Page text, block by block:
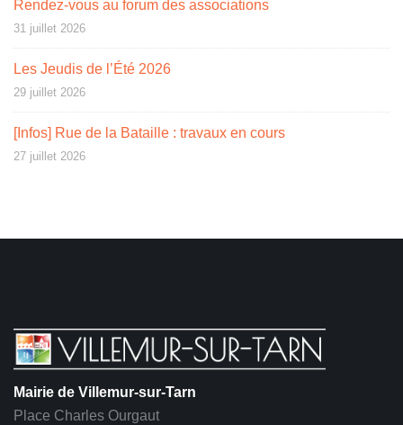
Rendez-vous au forum des associations
31 juillet 2026
Les Jeudis de l’Été 2026
29 juillet 2026
[Infos] Rue de la Bataille : travaux en cours
27 juillet 2026
Mairie de Villemur-sur-Tarn
Place Charles Ourgaut